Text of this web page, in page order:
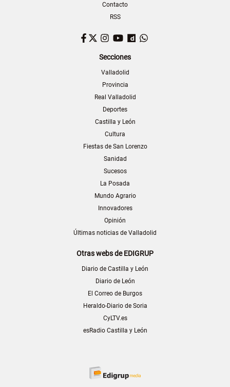
Contacto
RSS
Facebook
TwitterInstagram
YouTubeDailymotion
Secciones
Valladolid
Provincia
Real Valladolid
Deportes
Castilla y León
Cultura
Fiestas de San Lorenzo
Sanidad
Sucesos
La Posada
Mundo Agrario
Innovadores
Opinión
Últimas noticias de Valladolid
Otras webs de EDIGRUP
Diario de Castilla y León
Diario de León
El Correo de Burgos
Heraldo-Diario de Soria
CyLTV.es
esRadio Castilla y León